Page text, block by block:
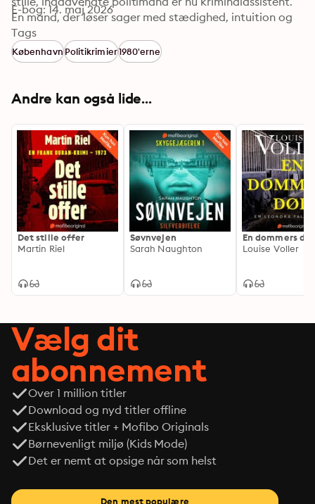
En mand, der løser sager med stædighed, intuition og
en næsten manisk trang til at arbejde alene. Og denne
sag nægter at lade ham være i fred.
netværk, der samtidig trækker tråde tilbage til en ti år
gammel sag: Hafniabranden. Durans tidligere chef, P.G.
efterforskning, og snart dukker velkendte navne op fra
fortiden. Langsomt væves de to sager sammen til et
mørkt mønster, der tvinger Duran tættere på en
sandhed, han aldrig havde forestillet sig.
BABY BABY er bind to i serien om Frank Duran - en
mand hjemsøgt af sin fortid og sine indre dæmoner.
Historien udspiller sig i 1983, en tid præget af
individualisme. Og en tid, hvor efterforskning foregik
Serien følger Frank Duran gennem fire årtier. Hver bog
rummer en selvstændig, atmosfæremættet
kriminalsag. Bind tre, SULT, foregår i 1993.
E-bog: 14. maj 2026
Tags
KøbenhavnPolitikrimier1980'erne
Andre kan også lide...
Det stille offer
Martin Riel
Søvnvejen
Sarah Naughton
En dommers
Louise Voller
Vælg dit
abonnement
Over 1 million titler
Download og nyd titler offline
Eksklusive titler + Mofibo Originals
Børnevenligt miljø (Kids Mode)
Det er nemt at opsige når som helst
Den mest populære